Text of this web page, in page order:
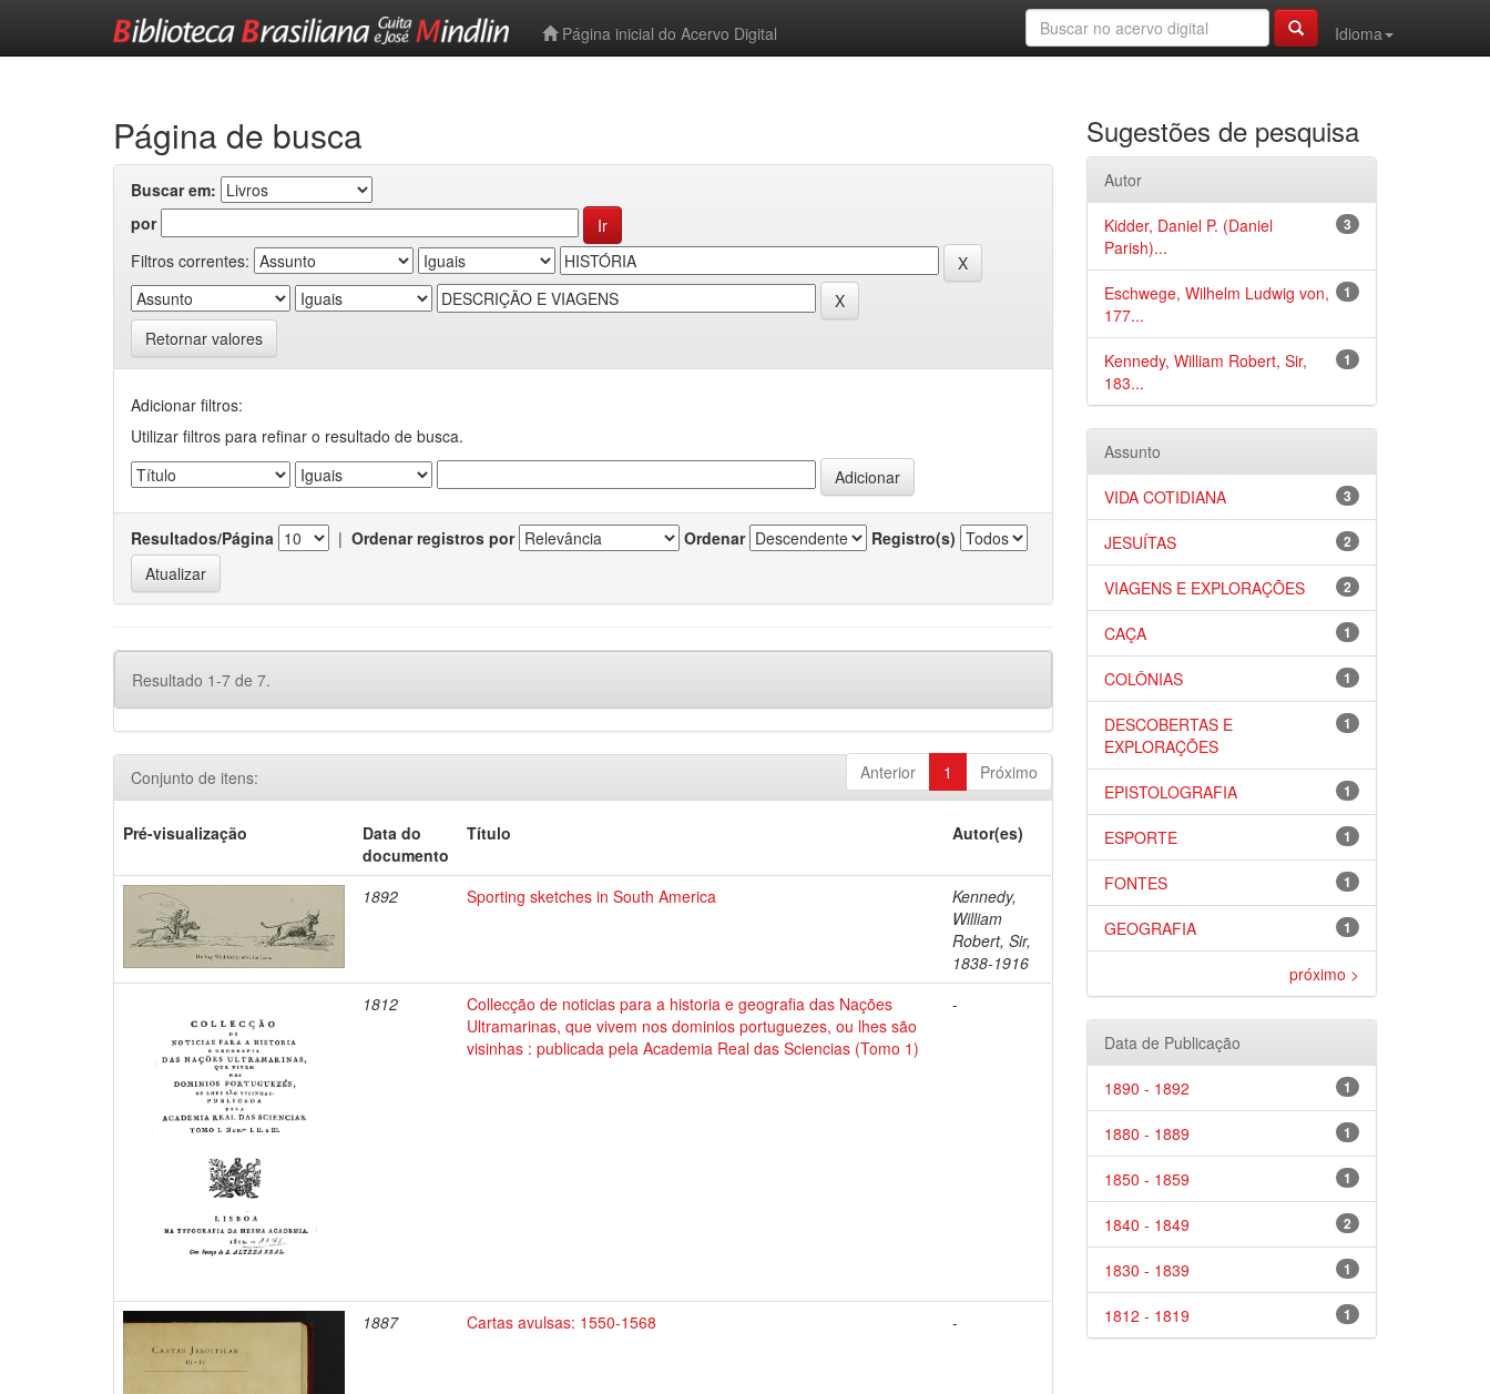
Página inicial do Acervo Digital
Idioma
Página de busca
Buscar em:
por
Filtros correntes:
Retornar valores
Adicionar filtros:
Utilizar filtros para refinar o resultado de busca.
Resultados/Página | Ordenar registros por Ordenar Registro(s)
Resultado 1-7 de 7.
Anterior 1 Próximo
Conjunto de itens:
Pré-visualização
Data do
documento
Título Autor(es)
1892 Sporting sketches in South America
Kennedy,
William
Robert, Sir,
1838-1916
1812
Collecção de noticias para a historia e geografia das Nações
Ultramarinas, que vivem nos dominios portuguezes, ou lhes são
visinhas : publicada pela Academia Real das Sciencias (Tomo 1)
-
1887 Cartas avulsas: 1550-1568 -
Sugestões de pesquisa
Autor
3
Kidder, Daniel P. (Daniel
Parish)...
1
Eschwege, Wilhelm Ludwig von,
177...
1
Kennedy, William Robert, Sir,
183...
Assunto
3
VIDA COTIDIANA
2
JESUÍTAS
2
VIAGENS E EXPLORAÇÕES
1
CAÇA
1
COLÔNIAS
1
DESCOBERTAS E
EXPLORAÇÕES
1
EPISTOLOGRAFIA
1
ESPORTE
1
FONTES
1
GEOGRAFIA
próximo >
Data de Publicação
1
1890 - 1892
1
1880 - 1889
1
1850 - 1859
2
1840 - 1849
1
1830 - 1839
1
1812 - 1819